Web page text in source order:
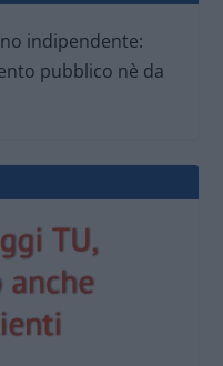
indipendente:
pubblico nè da